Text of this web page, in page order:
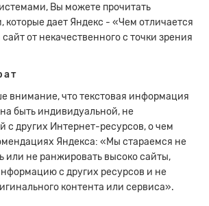
Вы можете прочитать
которые дает Яндекс - «Чем отличается
от некачественного с точки зрения
внимание, что текстовая информация
быть индивидуальной, не
с других Интернет-ресурсов, о чем
Яндекса: «Мы стараемся не
или не ранжировать высоко сайты,
с других ресурсов и не
контента или сервиса».